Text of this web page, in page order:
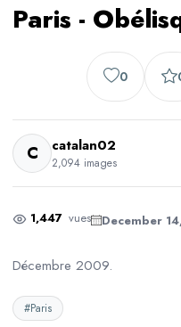
Paris -
0
C catalan02
2,094 images
1,447 vues December
Décembre 2009.
#Paris